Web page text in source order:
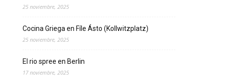
25 noviembre, 2025
Cocina Griega en Fíle Ásto (Kollwitzplatz)
25 noviembre, 2025
El rio spree en Berlin
17 noviembre, 2025